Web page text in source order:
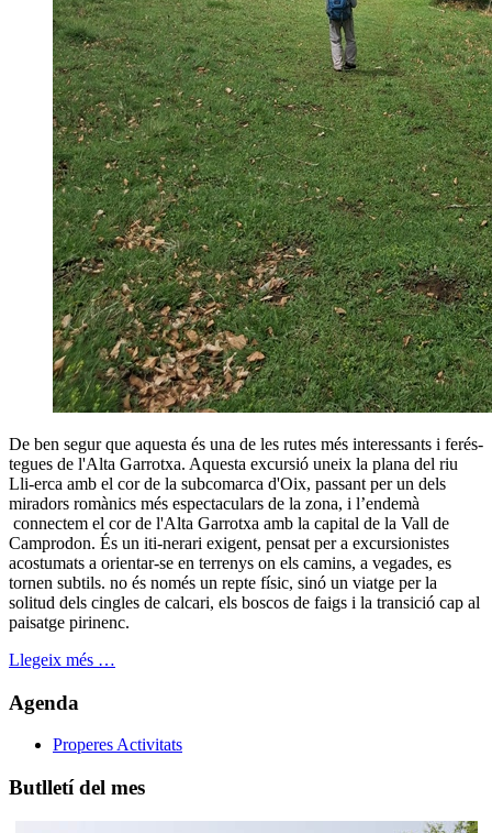
De ben segur que aquesta és una de les rutes més interessants i ferés-
tegues de l'Alta Garrotxa. Aquesta excursió uneix la plana del riu
Lli-erca amb el cor de la subcomarca d'Oix, passant per un dels
miradors romànics més espectaculars de la zona, i l’endemà
connectem el cor de l'Alta Garrotxa amb la capital de la Vall de
Camprodon. És un iti-nerari exigent, pensat per a excursionistes
acostumats a orientar-se en terrenys on els camins, a vegades, es
tornen subtils. no és només un repte físic, sinó un viatge per la
solitud dels cingles de calcari, els boscos de faigs i la transició cap al
paisatge pirinenc.
Llegeix més …
Agenda
Properes Activitats
Butlletí del mes